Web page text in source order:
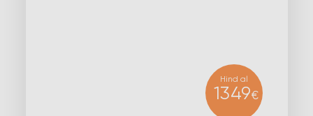
Hind al
1349€